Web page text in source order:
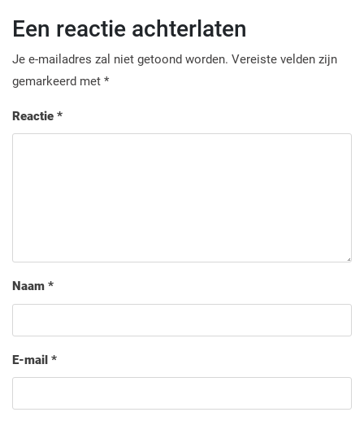
Een reactie achterlaten
Je e-mailadres zal niet getoond worden. Vereiste velden zijn
gemarkeerd met *
Reactie *
Naam *
E-mail *